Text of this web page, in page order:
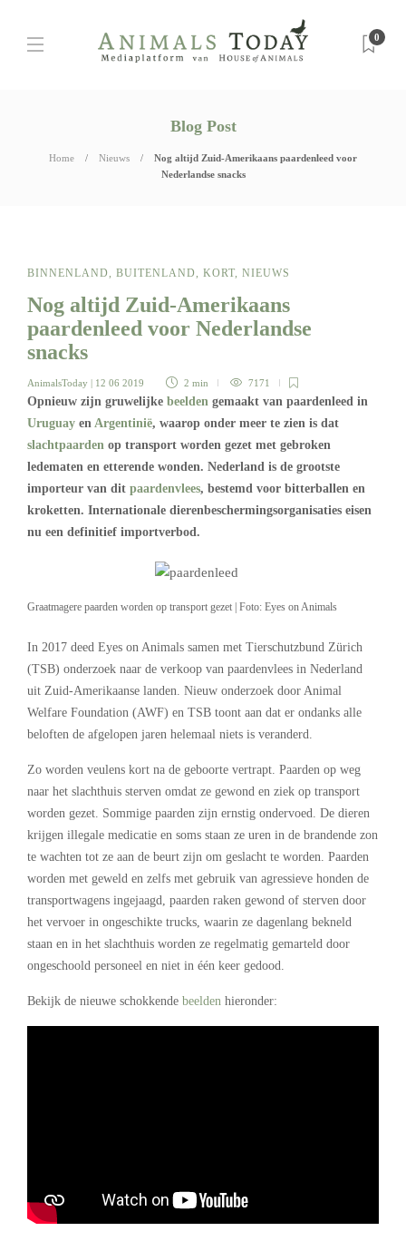
0
Blog Post
Home Nieuws
Nog altijd Zuid-Amerikaans paardenleed voor
Nederlandse snacks
BINNENLAND, BUITENLAND, KORT, NIEUWS
Nog altijd Zuid-Amerikaans
paardenleed voor Nederlandse
snacks
AnimalsToday | 12 06 2019 2 min 7171
Opnieuw zijn gruwelijke beelden gemaakt van paardenleed in
Uruguay en Argentinië, waarop onder meer te zien is dat
slachtpaarden op transport worden gezet met gebroken
ledematen en etterende wonden. Nederland is de grootste
importeur van dit paardenvlees, bestemd voor bitterballen en
kroketten. Internationale dierenbeschermingsorganisaties eisen
nu een definitief importverbod.
Graatmagere paarden worden op transport gezet | Foto: Eyes on Animals
In 2017 deed Eyes on Animals samen met Tierschutzbund Zürich
(TSB) onderzoek naar de verkoop van paardenvlees in Nederland
uit Zuid-Amerikaanse landen. Nieuw onderzoek door Animal
Welfare Foundation (AWF) en TSB toont aan dat er ondanks alle
beloften de afgelopen jaren helemaal niets is veranderd.
Zo worden veulens kort na de geboorte vertrapt. Paarden op weg
naar het slachthuis sterven omdat ze gewond en ziek op transport
worden gezet. Sommige paarden zijn ernstig ondervoed. De dieren
krijgen illegale medicatie en soms staan ze uren in de brandende zon
te wachten tot ze aan de beurt zijn om geslacht te worden. Paarden
worden met geweld en zelfs met gebruik van agressieve honden de
transportwagens ingejaagd, paarden raken gewond of sterven door
het vervoer in ongeschikte trucks, waarin ze dagenlang bekneld
staan en in het slachthuis worden ze regelmatig gemarteld door
ongeschoold personeel en niet in één keer gedood.
Bekijk de nieuwe schokkende beelden hieronder: